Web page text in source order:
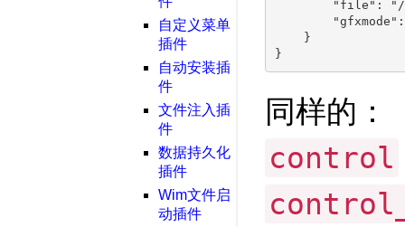
自定义菜单
插件
自动安装插
件
文件注入插
件
数据持久化
插件
Wim文件启
动插件
"file":
    }
同样的：
control